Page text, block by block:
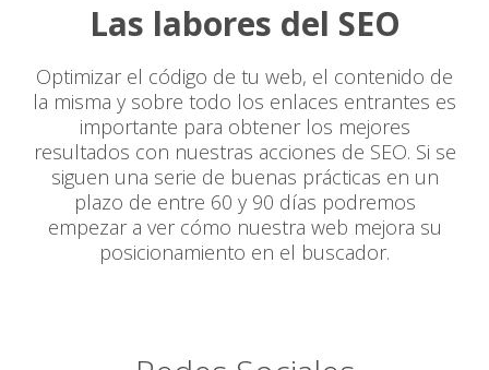
Las labores del SEO
Optimizar el código de tu web, el contenido de
la misma y sobre todo los enlaces entrantes es
importante para obtener los mejores
resultados con nuestras acciones de SEO. Si se
siguen una serie de buenas prácticas en un
plazo de entre 60 y 90 días podremos
empezar a ver cómo nuestra web mejora su
posicionamiento en el buscador.